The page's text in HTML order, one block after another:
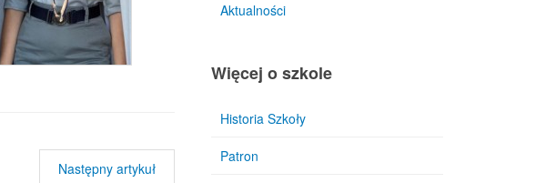
Następny artykuł
Aktualności
Więcej o szkole
Historia Szkoły
Patron